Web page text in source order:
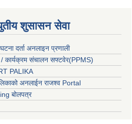
शुसासन सेवा
दर्ता अनलाइन प्रणाली
/ कार्यक्रम संचालन सफ्टवेर(PPMS)
PALIKA
अनलाईन राजश्व Portal
बोलपत्र